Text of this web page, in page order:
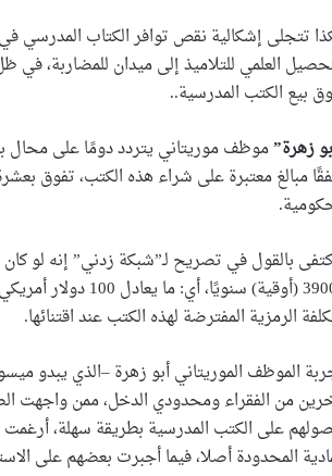
تتجلى إشكالية نقص توافر الكتاب المدرسي
العلمي للتلاميذ إلى ميدان للمضاربة،
بيع الكتب المدرسية..
زهرة”موظف موريتاني يتردد دومًا على محال
مبالغ معتبرة على شراء هذه الكتب، تفوق
بالقول في تصريح لـ”شبكة زدني” إنه لو
الرمزية المفترضة لهذه الكتب عند اقتنائها.
الموظف الموريتاني أبو زهرة –الذي يبدو
من الفقراء ومحدودي الدخل، ممن واجهت
على الكتب المدرسية بطريقة سهلة، أرغمت
المحدودة أصلا، فيما أجبرت بعضهم على